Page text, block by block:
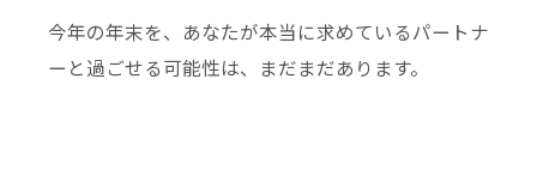
今年の年末を、あなたが本当に求めているパートナ
ーと過ごせる可能性は、まだまだあります。